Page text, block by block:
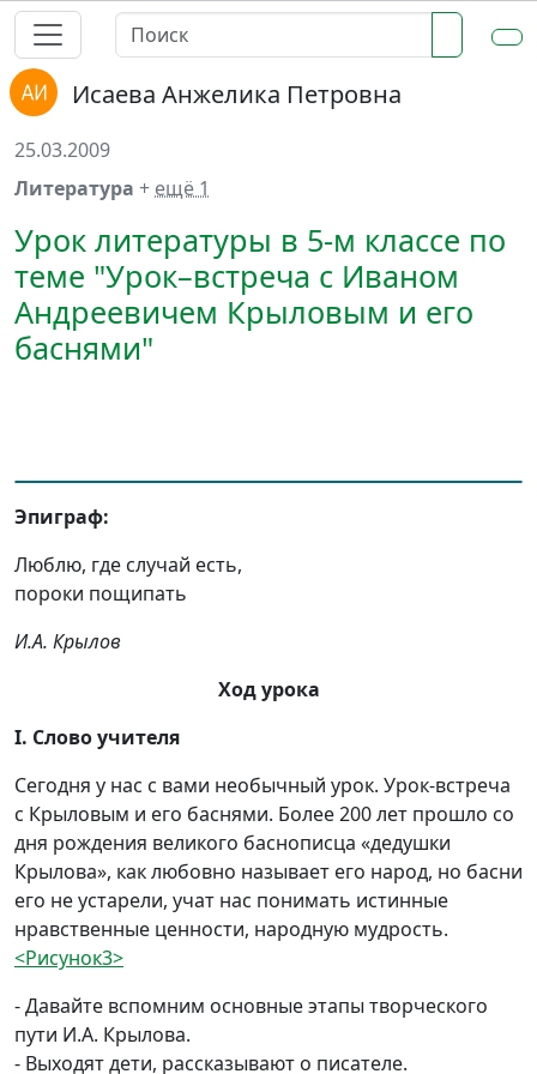
Исаева Анжелика Петровна
25.03.2009
Литература + ещё 1
Урок литературы в 5-м классе по
теме "Урок–встреча с Иваном
Андреевичем Крыловым и его
баснями"
Эпиграф:
Люблю, где случай есть,
пороки пощипать
И.А. Крылов
Ход урока
I. Слово учителя
Сегодня у нас с вами необычный урок. Урок-встреча
с Крыловым и его баснями. Более 200 лет прошло со
дня рождения великого баснописца «дедушки
Крылова», как любовно называет его народ, но басни
его не устарели, учат нас понимать истинные
нравственные ценности, народную мудрость.
<Рисунок3>
- Давайте вспомним основные этапы творческого
пути И.А. Крылова.
- Выходят дети, рассказывают о писателе.